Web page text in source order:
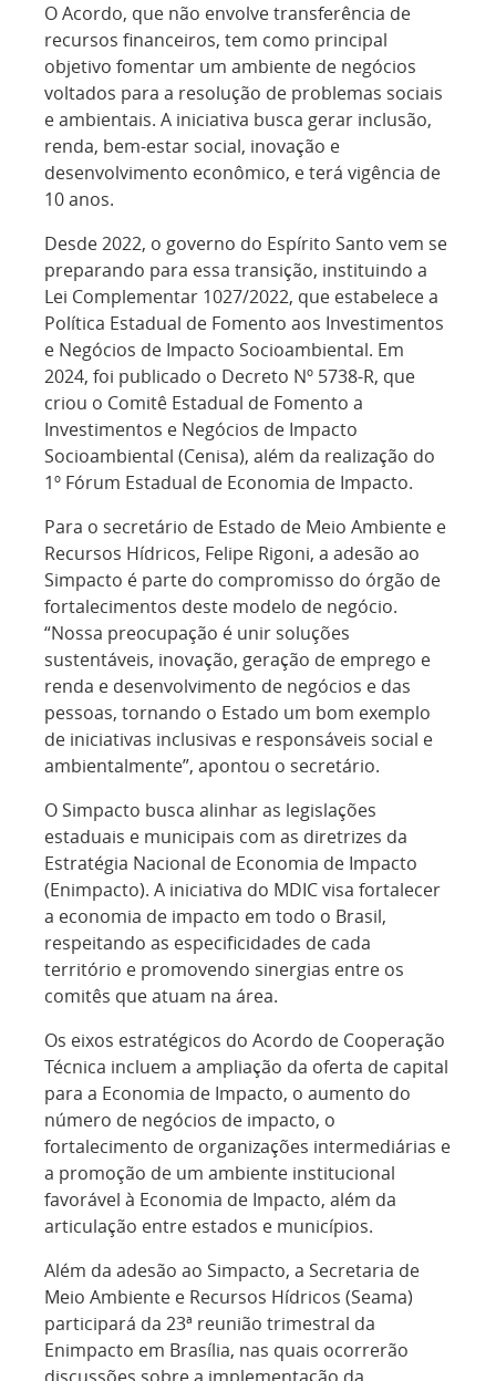
O Acordo, que não envolve transferência de
recursos financeiros, tem como principal
objetivo fomentar um ambiente de negócios
voltados para a resolução de problemas sociais
e ambientais. A iniciativa busca gerar inclusão,
renda, bem-estar social, inovação e
desenvolvimento econômico, e terá vigência de
10 anos.
Desde 2022, o governo do Espírito Santo vem se
preparando para essa transição, instituindo a
Lei Complementar 1027/2022, que estabelece a
Política Estadual de Fomento aos Investimentos
e Negócios de Impacto Socioambiental. Em
2024, foi publicado o Decreto Nº 5738-R, que
criou o Comitê Estadual de Fomento a
Investimentos e Negócios de Impacto
Socioambiental (Cenisa), além da realização do
1º Fórum Estadual de Economia de Impacto.
Para o secretário de Estado de Meio Ambiente e
Recursos Hídricos, Felipe Rigoni, a adesão ao
Simpacto é parte do compromisso do órgão de
fortalecimentos deste modelo de negócio.
“Nossa preocupação é unir soluções
sustentáveis, inovação, geração de emprego e
renda e desenvolvimento de negócios e das
pessoas, tornando o Estado um bom exemplo
de iniciativas inclusivas e responsáveis social e
ambientalmente”, apontou o secretário.
O Simpacto busca alinhar as legislações
estaduais e municipais com as diretrizes da
Estratégia Nacional de Economia de Impacto
(Enimpacto). A iniciativa do MDIC visa fortalecer
a economia de impacto em todo o Brasil,
respeitando as especificidades de cada
território e promovendo sinergias entre os
comitês que atuam na área.
Os eixos estratégicos do Acordo de Cooperação
Técnica incluem a ampliação da oferta de capital
para a Economia de Impacto, o aumento do
número de negócios de impacto, o
fortalecimento de organizações intermediárias e
a promoção de um ambiente institucional
favorável à Economia de Impacto, além da
articulação entre estados e municípios.
Além da adesão ao Simpacto, a Secretaria de
Meio Ambiente e Recursos Hídricos (Seama)
participará da 23ª reunião trimestral da
Enimpacto em Brasília, nas quais ocorrerão